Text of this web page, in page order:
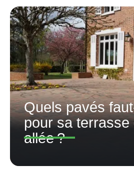
Quels pavés
pour sa terrasse
allée ?